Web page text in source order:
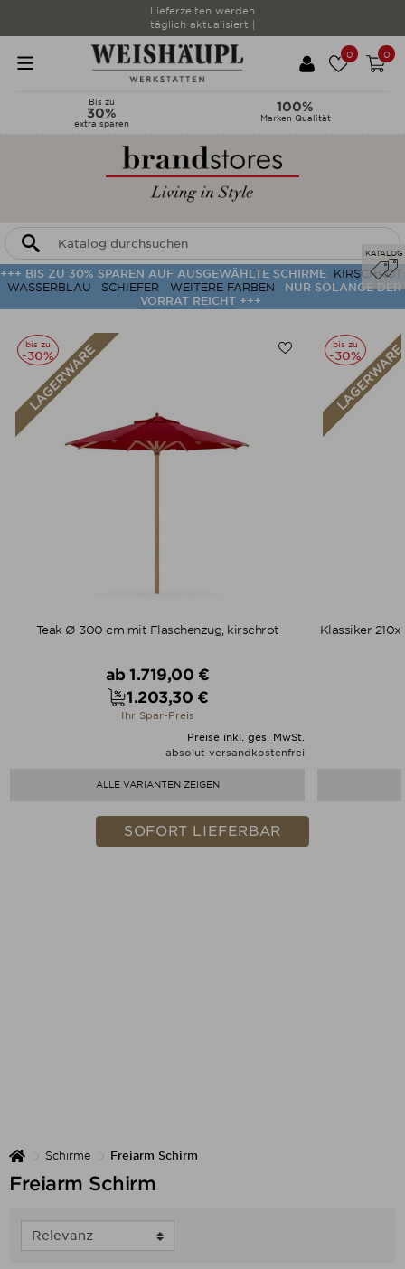
Lieferzeiten werden
täglich aktualisiert |
0 0
Bis zu
30%
extra sparen
100%
Marken Qualität
+++ BIS ZU 30% SPAREN AUF AUSGEWÄHLTE SCHIRME KIRSCHROT
WASSERBLAU
SCHIEFER WEITERE FARBEN
NUR SOLANGE DER
VORRAT REICHT +++
bis zu
-30%
Teak Ø 300 cm mit Flaschenzug, kirschrot
Verkaufspreis
ab 1.719,00 €
Preis
1.203,30 €
Ihr Spar-Preis
Preise inkl. ges. MwSt.
absolut versandkostenfrei
ALLE VARIANTEN ZEIGEN
bis zu
-30%
Klassiker
SOFORT LIEFERBAR
Schirme Freiarm Schirm
Freiarm Schirm
KATALOG